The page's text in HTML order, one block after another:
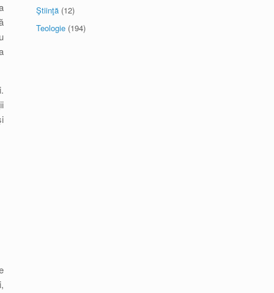
Ştiinţă (12)
Teologie (194)